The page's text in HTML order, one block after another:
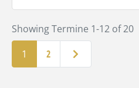
Showing Termine 1-12 of 20
1
2 Ältere Beiträge